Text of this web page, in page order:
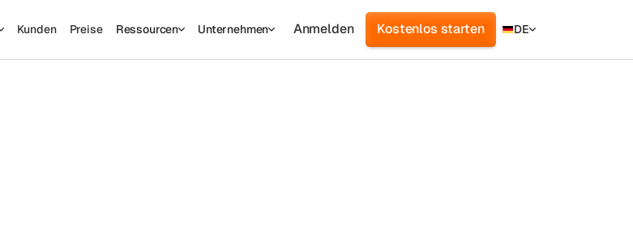
Kunden Preise Ressourcen Unternehmen Anmelden Kostenlos starten DE